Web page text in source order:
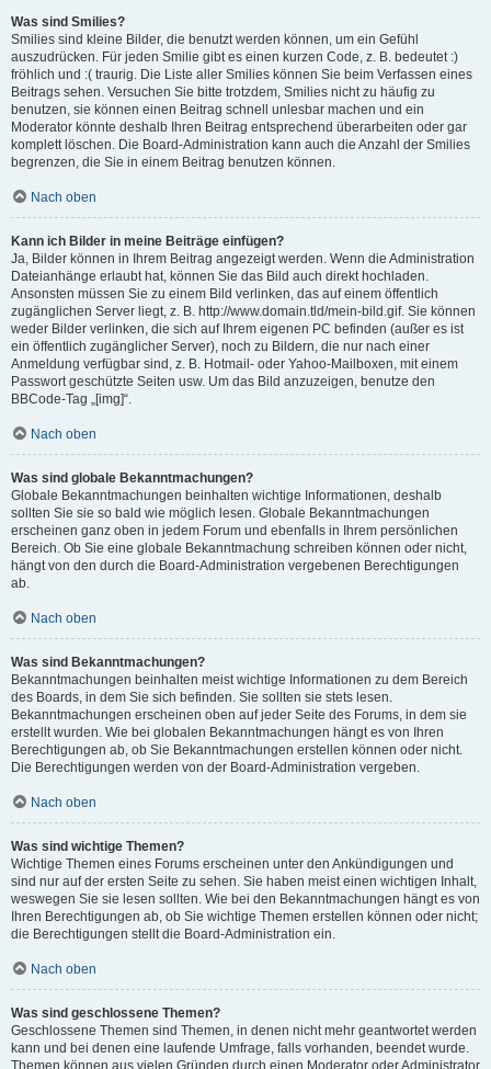
Was sind Smilies?
Smilies sind kleine Bilder, die benutzt werden können, um ein Gefühl
auszudrücken. Für jeden Smilie gibt es einen kurzen Code, z. B. bedeutet :)
fröhlich und :( traurig. Die Liste aller Smilies können Sie beim Verfassen eines
Beitrags sehen. Versuchen Sie bitte trotzdem, Smilies nicht zu häufig zu
benutzen, sie können einen Beitrag schnell unlesbar machen und ein
Moderator könnte deshalb Ihren Beitrag entsprechend überarbeiten oder gar
komplett löschen. Die Board-Administration kann auch die Anzahl der Smilies
begrenzen, die Sie in einem Beitrag benutzen können.
Nach oben
Kann ich Bilder in meine Beiträge einfügen?
Ja, Bilder können in Ihrem Beitrag angezeigt werden. Wenn die Administration
Dateianhänge erlaubt hat, können Sie das Bild auch direkt hochladen.
Ansonsten müssen Sie zu einem Bild verlinken, das auf einem öffentlich
zugänglichen Server liegt, z. B. http://www.domain.tld/mein-bild.gif. Sie können
weder Bilder verlinken, die sich auf Ihrem eigenen PC befinden (außer es ist
ein öffentlich zugänglicher Server), noch zu Bildern, die nur nach einer
Anmeldung verfügbar sind, z. B. Hotmail- oder Yahoo-Mailboxen, mit einem
Passwort geschützte Seiten usw. Um das Bild anzuzeigen, benutze den
BBCode-Tag „[img]“.
Nach oben
Was sind globale Bekanntmachungen?
Globale Bekanntmachungen beinhalten wichtige Informationen, deshalb
sollten Sie sie so bald wie möglich lesen. Globale Bekanntmachungen
erscheinen ganz oben in jedem Forum und ebenfalls in Ihrem persönlichen
Bereich. Ob Sie eine globale Bekanntmachung schreiben können oder nicht,
hängt von den durch die Board-Administration vergebenen Berechtigungen
ab.
Nach oben
Was sind Bekanntmachungen?
Bekanntmachungen beinhalten meist wichtige Informationen zu dem Bereich
des Boards, in dem Sie sich befinden. Sie sollten sie stets lesen.
Bekanntmachungen erscheinen oben auf jeder Seite des Forums, in dem sie
erstellt wurden. Wie bei globalen Bekanntmachungen hängt es von Ihren
Berechtigungen ab, ob Sie Bekanntmachungen erstellen können oder nicht.
Die Berechtigungen werden von der Board-Administration vergeben.
Nach oben
Was sind wichtige Themen?
Wichtige Themen eines Forums erscheinen unter den Ankündigungen und
sind nur auf der ersten Seite zu sehen. Sie haben meist einen wichtigen Inhalt,
weswegen Sie sie lesen sollten. Wie bei den Bekanntmachungen hängt es von
Ihren Berechtigungen ab, ob Sie wichtige Themen erstellen können oder nicht;
die Berechtigungen stellt die Board-Administration ein.
Nach oben
Was sind geschlossene Themen?
Geschlossene Themen sind Themen, in denen nicht mehr geantwortet werden
kann und bei denen eine laufende Umfrage, falls vorhanden, beendet wurde.
Themen können aus vielen Gründen durch einen Moderator oder Administrator